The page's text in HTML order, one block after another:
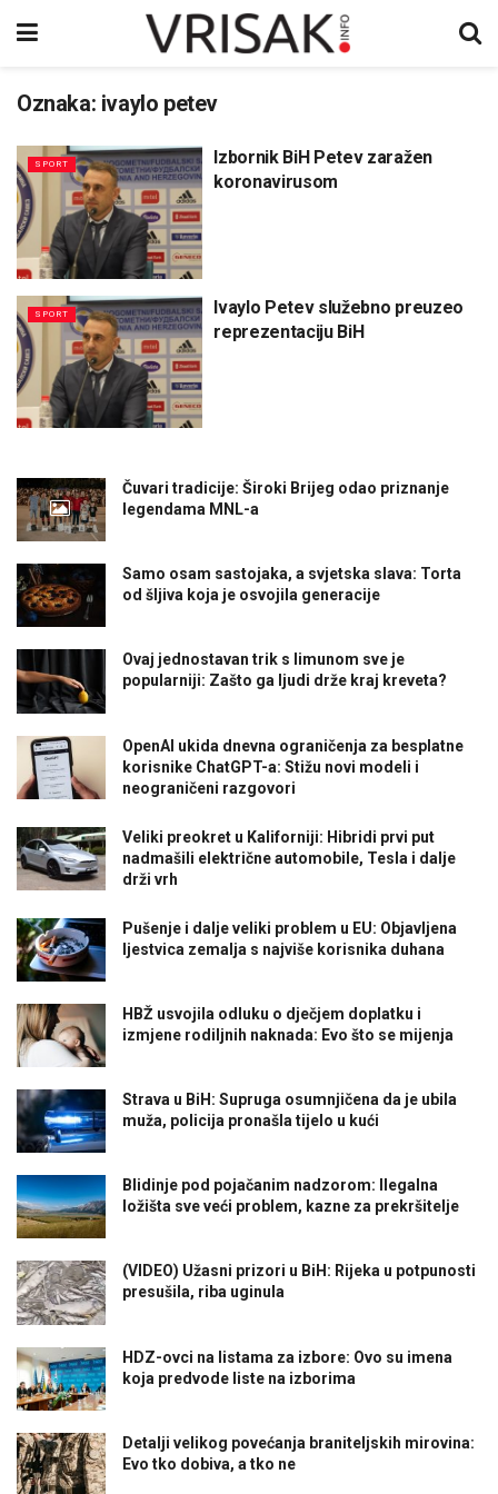
Oznaka: ivaylo petev
SPORT
Izbornik BiH Petev zaražen
koronavirusom
SPORT
Ivaylo Petev služebno preuzeo
reprezentaciju BiH
Čuvari tradicije: Široki Brijeg odao priznanje
legendama MNL-a
Samo osam sastojaka, a svjetska slava: Torta
od šljiva koja je osvojila generacije
Ovaj jednostavan trik s limunom sve je
popularniji: Zašto ga ljudi drže kraj kreveta?
OpenAI ukida dnevna ograničenja za besplatne
korisnike ChatGPT-a: Stižu novi modeli i
neograničeni razgovori
Veliki preokret u Kaliforniji: Hibridi prvi put
nadmašili električne automobile, Tesla i dalje
drži vrh
Pušenje i dalje veliki problem u EU: Objavljena
ljestvica zemalja s najviše korisnika duhana
HBŽ usvojila odluku o dječjem doplatku i
izmjene rodiljnih naknada: Evo što se mijenja
Strava u BiH: Supruga osumnjičena da je ubila
muža, policija pronašla tijelo u kući
Blidinje pod pojačanim nadzorom: Ilegalna
ložišta sve veći problem, kazne za prekršitelje
(VIDEO) Užasni prizori u BiH: Rijeka u potpunosti
presušila, riba uginula
HDZ-ovci na listama za izbore: Ovo su imena
koja predvode liste na izborima
Detalji velikog povećanja braniteljskih mirovina:
Evo tko dobiva, a tko ne